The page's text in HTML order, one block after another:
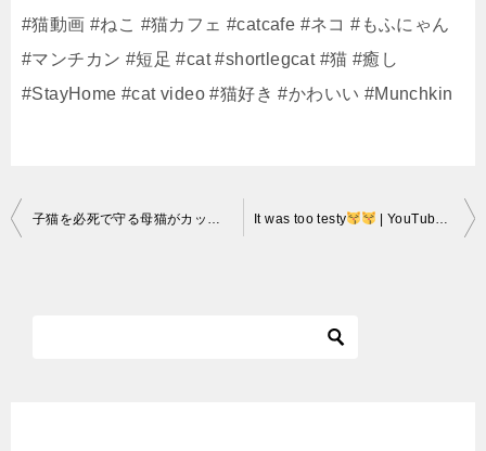
#猫動画 #ねこ #猫カフェ #catcafe #ネコ #もふにゃん
#マンチカン #短足 #cat #shortlegcat #猫 #癒し
#StayHome #cat video #猫好き #かわいい #Munchkin
投
子猫を必死で守る母猫がカッコイイ “Mother cat protecting a kitten” It was too testy | YouTube #SHORTS | Neko Academy